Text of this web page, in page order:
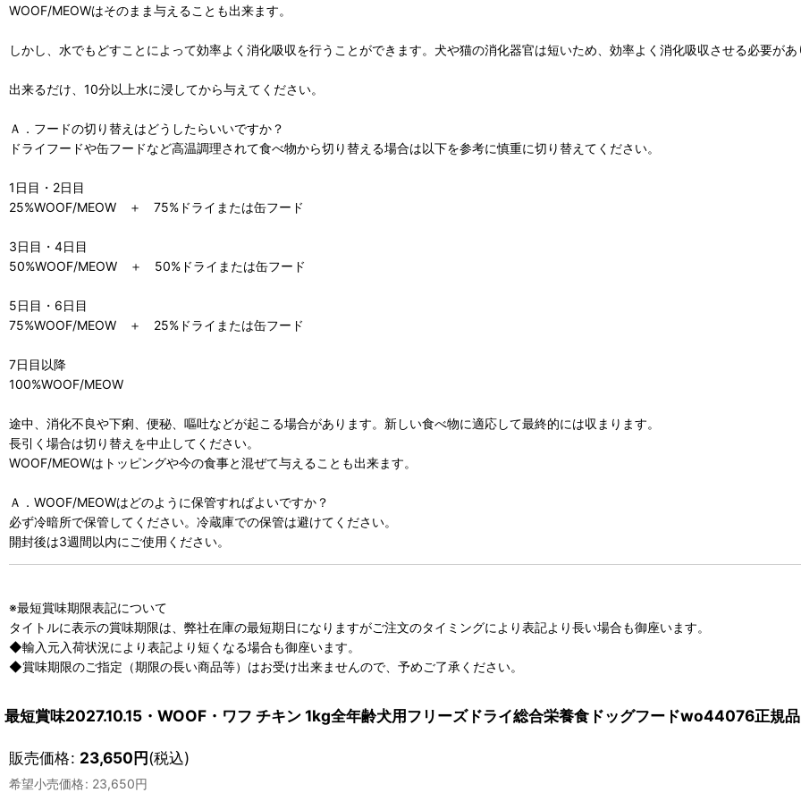
WOOF/MEOWはそのまま与えることも出来ます。
しかし、水でもどすことによって効率よく消化吸収を行うことができます。犬や猫の消化器官は短いため、効率よく消化吸収させる必要があ
出来るだけ、10分以上水に浸してから与えてください。
Ａ．フードの切り替えはどうしたらいいですか？
ドライフードや缶フードなど高温調理されて食べ物から切り替える場合は以下を参考に慎重に切り替えてください。
1日目・2日目
25%WOOF/MEOW ＋ 75%ドライまたは缶フード
3日目・4日目
50%WOOF/MEOW ＋ 50%ドライまたは缶フード
5日目・6日目
75%WOOF/MEOW ＋ 25%ドライまたは缶フード
7日目以降
100%WOOF/MEOW
途中、消化不良や下痢、便秘、嘔吐などが起こる場合があります。新しい食べ物に適応して最終的には収まります。
長引く場合は切り替えを中止してください。
WOOF/MEOWはトッピングや今の食事と混ぜて与えることも出来ます。
Ａ．WOOF/MEOWはどのように保管すればよいですか？
必ず冷暗所で保管してください。冷蔵庫での保管は避けてください。
開封後は3週間以内にご使用ください。
※最短賞味期限表記について
タイトルに表示の賞味期限は、弊社在庫の最短期日になりますがご注文のタイミングにより表記より長い場合も御座います。
◆輸入元入荷状況により表記より短くなる場合も御座います。
◆賞味期限のご指定（期限の長い商品等）はお受け出来ませんので、予めご了承ください。
最短賞味2027.10.15・WOOF・ワフ チキン 1kg全年齢犬用フリーズドライ総合栄養食ドッグフードwo44076正規品
販売価格: 23,650円(税込)
希望小売価格: 23,650円